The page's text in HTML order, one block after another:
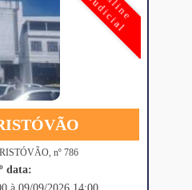
Judicial
nº 786
data: